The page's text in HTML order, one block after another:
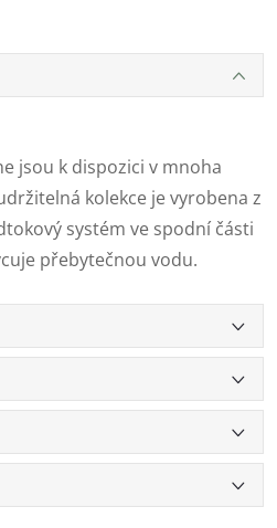
jsou k dispozici v mnoha
kolekce je vyrobena z
systém ve spodní části
přebytečnou vodu.